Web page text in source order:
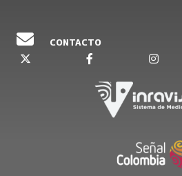
emprendedoras que desde
cultura wayuu trabajan
Bienvenido al primer
viaje sonoro por el
canto tradicional wayuu,
El sonido de la naturaleza,
CONTACTO